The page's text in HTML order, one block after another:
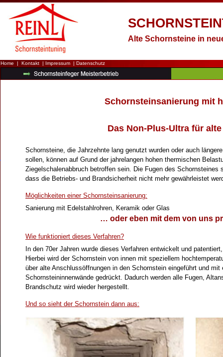
Alte Schornsteine in
Home | Kontakt | Impressum | Datenschutz
Schornsteinsanierung mit
Das Non-Plus-Ultra für
Schornsteine, die Jahrzehnte lang genutzt wurden oder auch
sollen, können auf Grund der jahrelangen hohen thermischen
Ziegelschalenabbruch betroffen sein. Die Fugen des
dass die Betriebs- und Brandsicherheit nicht mehr gewährleistet
Möglichkeiten einer Schornsteinsanierung:
Sanierung mit Edelstahlrohren, Keramik oder Glas
… oder eben mit dem von uns
Wie funktioniert dieses Verfahren?
In den 70er Jahren wurde dieses Verfahren entwickelt und
Hierbei wird der Schornstein von innen mit speziellem
über alte Anschlussöffnungen in den Schornstein eingeführt und
Schornsteininnenwände gedrückt. Dadurch werden alle Fugen,
Brandschutz wird wieder hergestellt.
Und so sieht der Schornstein dann aus: